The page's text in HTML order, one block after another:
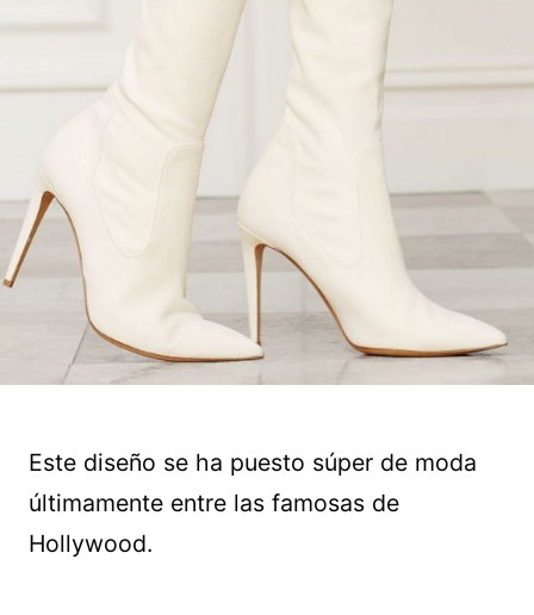
Este diseño se ha puesto súper de moda
últimamente entre las famosas de
Hollywood.